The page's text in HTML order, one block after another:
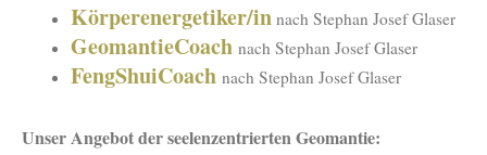
Körperenergetiker/in nach Stephan Josef Glaser
GeomantieCoach nach Stephan Josef Glaser
FengShuiCoach nach Stephan Josef Glaser
Unser Angebot der seelenzentrierten Geomantie: